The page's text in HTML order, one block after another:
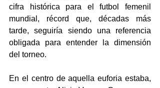
cifra histórica para el futbol femenil
mundial, récord que, décadas más
tarde, seguiría siendo una referencia
obligada para entender la dimensión
del torneo.
En el centro de aquella euforia estaba,